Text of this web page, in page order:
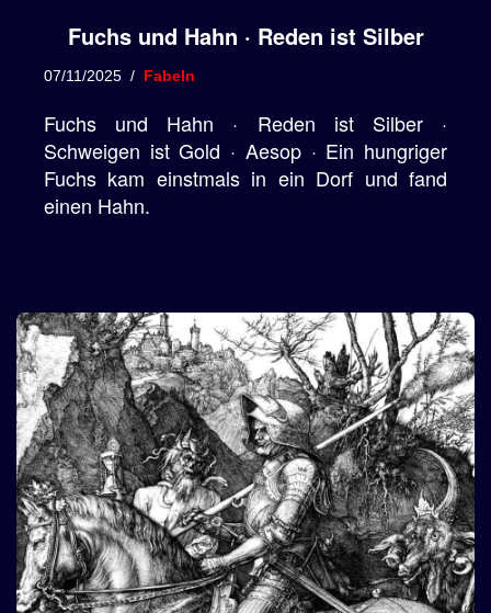
Fuchs und Hahn · Reden ist Silber
07/11/2025 Fabeln
Fuchs und Hahn · Reden ist Silber ·
Schweigen ist Gold · Aesop · Ein hungriger
Fuchs kam einstmals in ein Dorf und fand
einen Hahn.